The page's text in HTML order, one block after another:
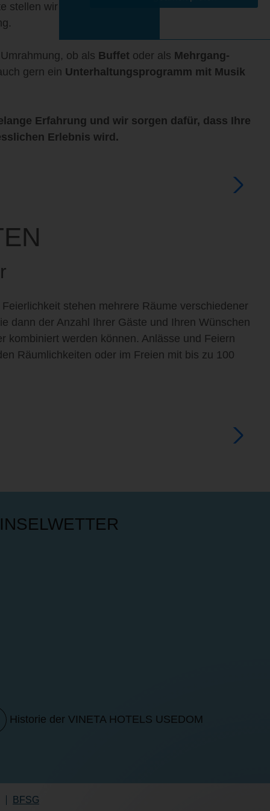
stellen wir Ihnen gern Unterkünfte zu speziellen
ob als Buffet oder als Mehrgang-
gern ein Unterhaltungsprogramm mit Musik
Erfahrung und wir sorgen dafür, dass Ihre
Erlebnis wird.
stehen mehrere Räume verschiedener
dann der Anzahl Ihrer Gäste und Ihren Wünschen
kombiniert werden können. Anlässe und Feiern
Räumlichkeiten oder im Freien mit bis zu 100
INSELWETTER
Historie der VINETA HOTELS USEDOM
BFSG